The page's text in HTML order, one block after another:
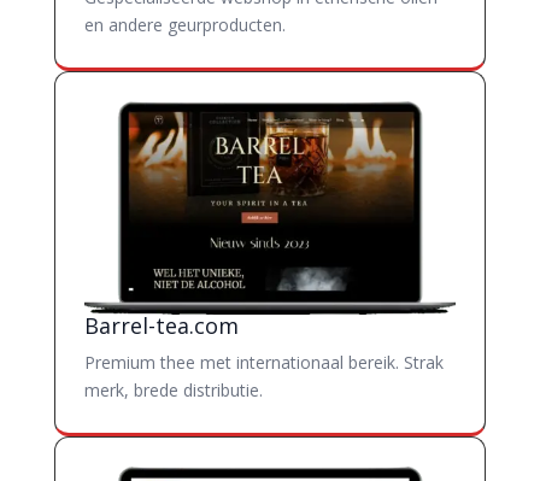
en andere geurproducten.
Barrel-tea.com
Premium thee met internationaal bereik. Strak
merk, brede distributie.